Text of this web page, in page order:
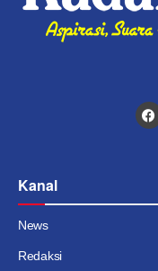
Kanal
News
Redaksi